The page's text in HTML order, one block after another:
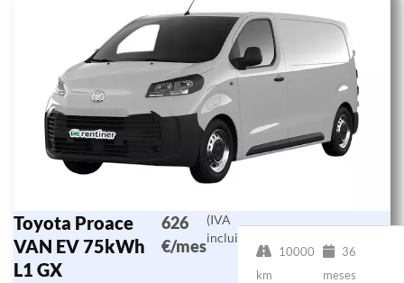
Toyota Proace
VAN EV 75kWh
L1 GX
626
€/mes
(IVA
incluido)
10000
km
36
meses